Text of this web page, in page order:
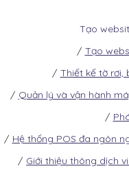
Tạo
Tạo
Thiết kế tờ rơi,
Quản lý và vận hành
Hệ thống POS đa ngôn
Giới thiệu thông dịch